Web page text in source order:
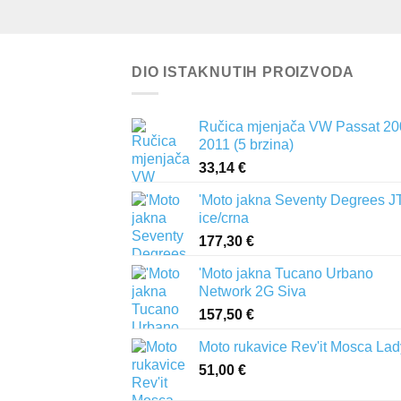
DIO ISTAKNUTIH PROIZVODA
Ručica mjenjača VW Passat
2011 (5 brzina)
33,14 €
'Moto jakna Seventy Degrees
ice/crna
177,30 €
'Moto jakna Tucano Urbano
Network 2G Siva
157,50 €
Moto rukavice Rev'it Mosca
51,00 €